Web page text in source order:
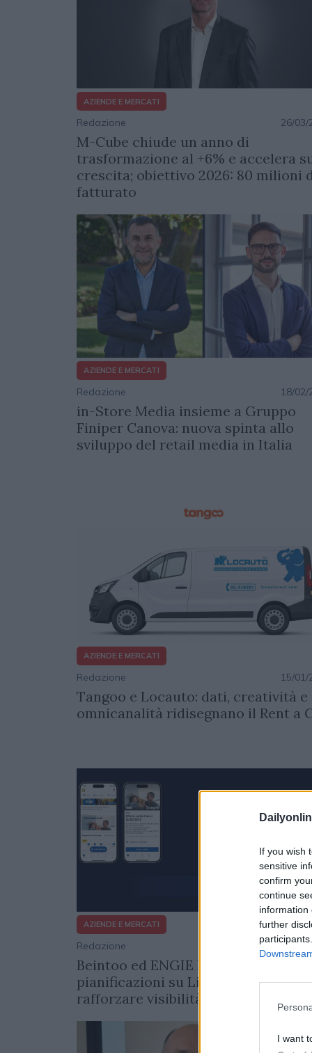
If you wish
sensitive
confirm
continue
information
further
I want
AZIENDE E MERCATI
Redazione 26/03/
M-Cube chiude un anno di
trasformazione al +6% e accelera
crescita; obiettivo 2026: 80 milioni
fatturato
AZIENDE E MERCATI
Redazione 18/02/
in-Store Media insieme a Gruppo
Finiper Canova: nuova spinta allo
sviluppo del retail media in Italia
AZIENDE E MERCATI
Redazione 15/01/
Tangoo e Locauto: dati, creatività e
omnicanalità ridisegnano il Rent a
AZIENDE E MERCATI
Redazione 17/12/
Beintoo ed ENGIE Italia raccontano
pianificazioni su Lidl Plus App per
rafforzare visibilità e conversioni